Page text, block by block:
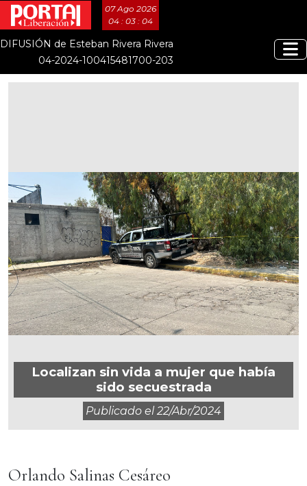
07 Ago 2026
04 : 03 : 05
DIFUSIÓN de Esteban Rivera Rivera
04-2024-100415481700-203
Localizan sin vida a mujer que había
sido secuestrada
Publicado el22/abr/2024
Orlando Salinas Cesáreo